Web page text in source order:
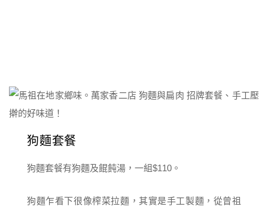
狗麵套餐
狗麵套餐有狗麵及餛飩湯，一組$110。
狗麵乍看下很像榨菜拉麵，其實是手工製麵，從曾祖